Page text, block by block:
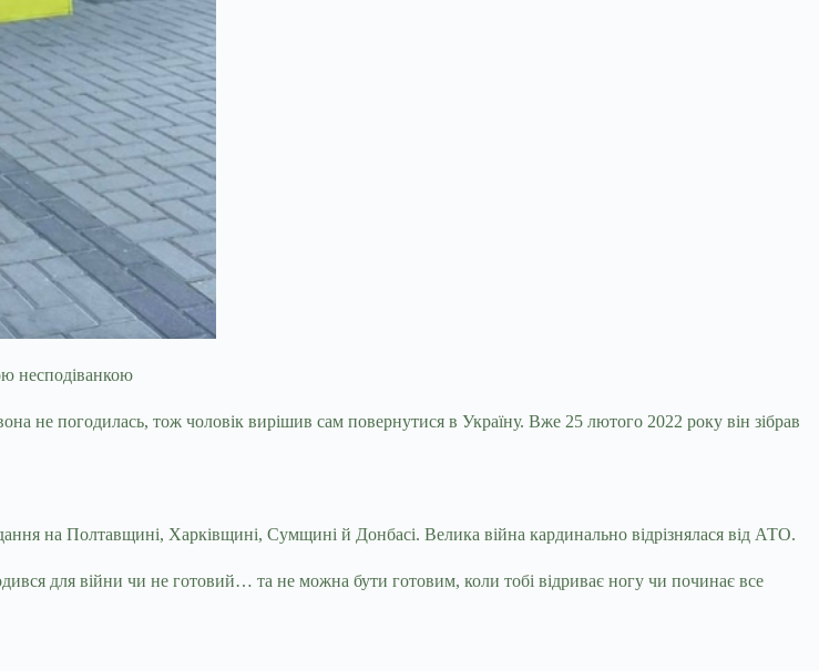
несподіванкою
не погодилась, тож чоловік вирішив сам повернутися в Україну. Вже 25 лютого 2022 року він зібрав
на Полтавщині, Харківщині, Сумщині й Донбасі. Велика війна кардинально відрізнялася від АТО.
для війни чи не готовий… та не можна бути готовим, коли тобі відриває ногу чи починає все